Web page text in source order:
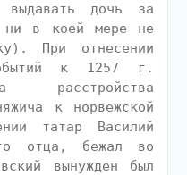
дочь за
ни в коей мере не
При отнесении
к 1257 г.
расстройства
к норвежской
татар Василий
отца, бежал во
вынужден был